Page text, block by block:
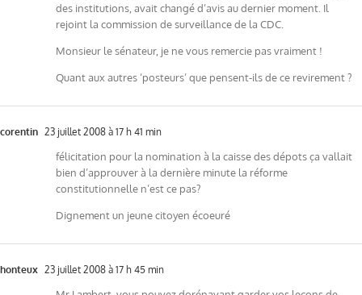
des institutions, avait changé d’avis au dernier moment. Il
rejoint la commission de surveillance de la CDC.
Monsieur le sénateur, je ne vous remercie pas vraiment !
Quant aux autres ‘posteurs’ que pensent-ils de ce revirement ?
corentin 23 juillet 2008 à 17 h 41 min
félicitation pour la nomination à la caisse des dépots ça vallait
bien d’approuver à la dernière minute la réforme
constitutionnelle n’est ce pas?
Dignement un jeune citoyen écoeuré
honteux 23 juillet 2008 à 17 h 45 min